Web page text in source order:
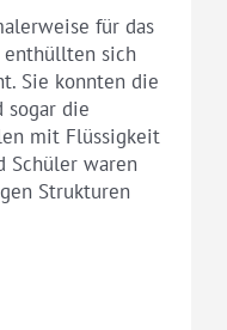
für das
enthüllten sich
Sie konnten die
sogar die
mit Flüssigkeit
Schüler waren
Strukturen